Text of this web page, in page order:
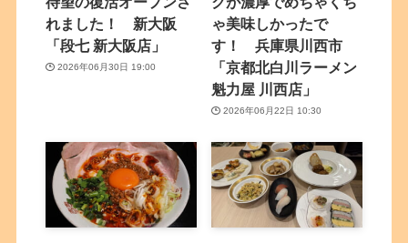
れました！ 新大阪
「段七 新大阪店」
2026年06月30日 19:00
ゃ美味しかったで
す！ 兵庫県川西市
「京都北白川ラーメン
魁力屋 川西店」
2026年06月22日 10:30